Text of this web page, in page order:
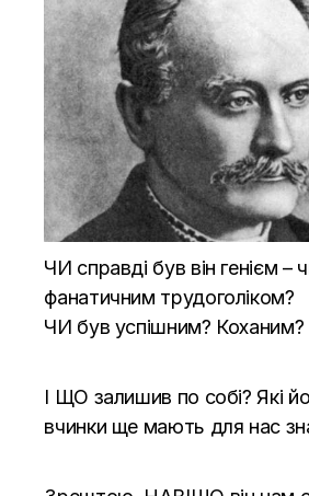
ЧИ справді був він генієм –
фанатичним трудоголіком?
ЧИ був успішним?
І ЩО залишив по собі? Які
вчинки ще мають для нас